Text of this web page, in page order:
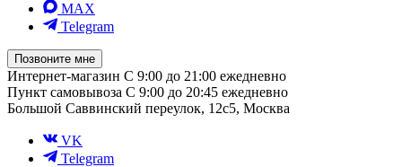
MAX
Telegram
Позвоните мне
Интернет-магазин С 9:00 до 21:00 ежедневно
Пункт самовывоза С 9:00 до 20:45 ежедневно
Большой Саввинский переулок, 12с5, Москва
VK
Telegram